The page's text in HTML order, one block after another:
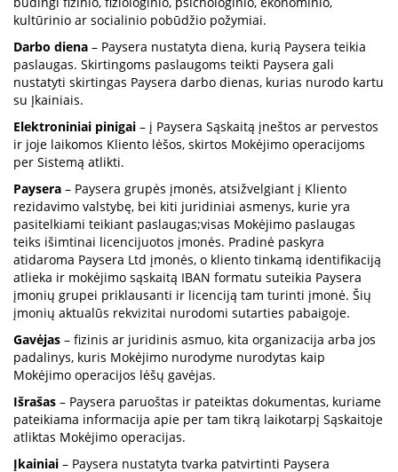
kultūrinio ar socialinio pobūdžio požymiai.
Darbo diena – Paysera nustatyta diena, kurią Paysera teikia
paslaugas. Skirtingoms paslaugoms teikti Paysera gali
nustatyti skirtingas Paysera darbo dienas, kurias nurodo kartu
su Įkainiais.
Elektroniniai pinigai – į Paysera Sąskaitą įneštos ar pervestos
ir joje laikomos Kliento lėšos, skirtos Mokėjimo operacijoms
per Sistemą atlikti.
Paysera – Paysera grupės įmonės, atsižvelgiant į Kliento
rezidavimo valstybę, bei kiti juridiniai asmenys, kurie yra
pasitelkiami teikiant paslaugas;visas Mokėjimo paslaugas
teiks išimtinai licencijuotos įmonės. Pradinė paskyra
atidaroma Paysera Ltd įmonės, o kliento tinkamą identifikaciją
atlieka ir mokėjimo sąskaitą IBAN formatu suteikia Paysera
įmonių grupei priklausanti ir licenciją tam turinti įmonė. Šių
įmonių aktualūs rekvizitai nurodomi sutarties pabaigoje.
Gavėjas – fizinis ar juridinis asmuo, kita organizacija arba jos
padalinys, kuris Mokėjimo nurodyme nurodytas kaip
Mokėjimo operacijos lėšų gavėjas.
Išrašas – Paysera paruoštas ir pateiktas dokumentas, kuriame
pateikiama informacija apie per tam tikrą laikotarpį Sąskaitoje
atliktas Mokėjimo operacijas.
Įkainiai – Paysera nustatyta tvarka patvirtinti Paysera